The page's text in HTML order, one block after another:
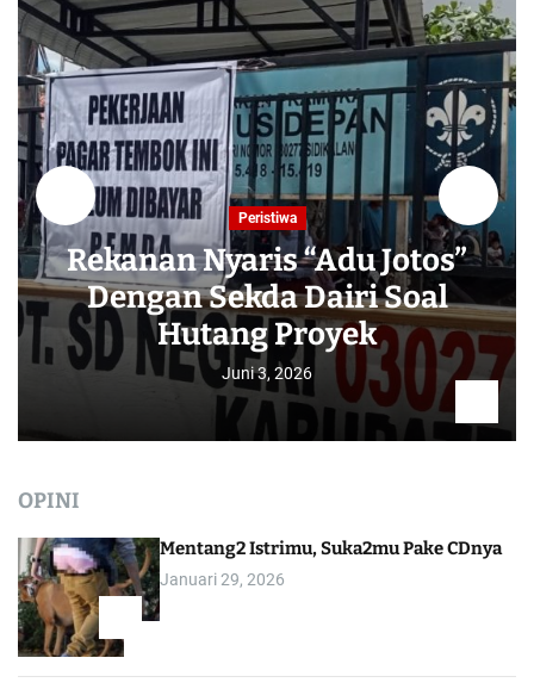
Peristiwa
Rekanan Nyaris “Adu Jotos”
Dengan Sekda Dairi Soal
Hutang Proyek
Juni 3, 2026
OPINI
Mentang2 Istrimu, Suka2mu Pake CDnya
Januari 29, 2026